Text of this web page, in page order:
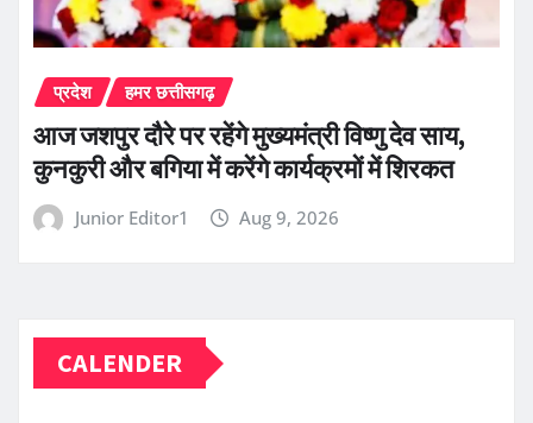
प्रदेश हमर छत्तीसगढ़
आज जशपुर दौरे पर रहेंगे मुख्यमंत्री विष्णु देव साय,
कुनकुरी और बगिया में करेंगे कार्यक्रमों में शिरकत
Junior Editor1 Aug 9, 2026
CALENDER